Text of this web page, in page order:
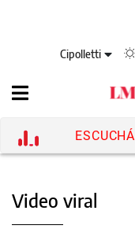
Cipolletti
ESCUCHÁ
Video viral